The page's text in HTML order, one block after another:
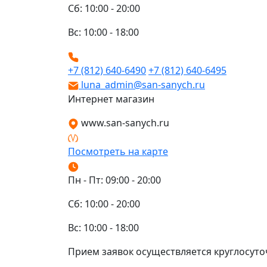
Сб: 10:00 - 20:00
Вс: 10:00 - 18:00
+7 (812) 640-6490+7 (812) 640-6495
luna_admin@san-sanych.ru
Интернет магазин
www.san-sanych.ru
Посмотреть на карте
Пн - Пт: 09:00 - 20:00
Сб: 10:00 - 20:00
Вс: 10:00 - 18:00
Прием заявок осуществляется